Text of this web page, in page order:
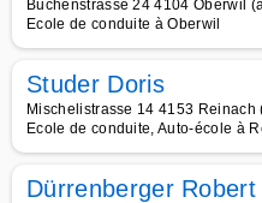
Buchenstrasse 24 4104 Oberwil
Ecole de conduite à Oberwil
Studer Doris
Mischelistrasse 14 4153 Reinach
Ecole de conduite, Auto-école à
Dürrenberger Robert